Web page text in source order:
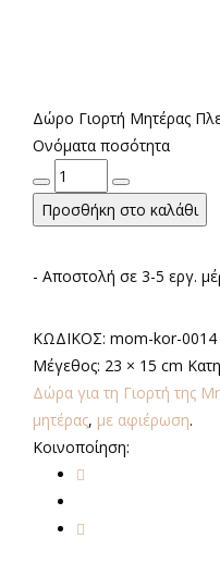
Δώρο Γιορτή Μητέρας
Ονόματα ποσότητα
Προσθήκη στο καλάθι
- Αποστολή σε 3-5 εργ.
ΚΩΔΙΚΟΣ: mom-kor-0014
Μέγεθος: 23 × 15 cm
Δώρα για τη Γιορτή της
μητέρας, με αφιέρωση.
Κοινοποίηση: